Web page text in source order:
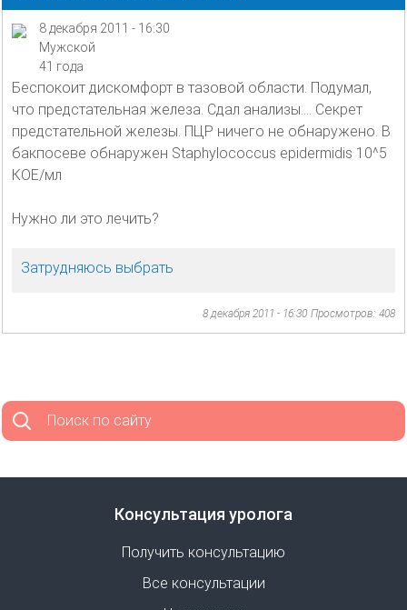
8 декабря 2011 - 16:30
Мужской
41 года
Беспокоит дискомфорт в тазовой области. Подумал,
что предстательная железа. Сдал анализы.... Секрет
предстательной железы. ПЦР ничего не обнаружено. В
бакпосеве обнаружен Staphylococcus epidermidis 10^5
КОЕ/мл
Нужно ли это лечить?
Затрудняюсь выбрать
8 декабря 2011 - 16:30 Просмотров: 408
Поиск по сайту
Консультация уролога
Получить консультацию
Все консультации